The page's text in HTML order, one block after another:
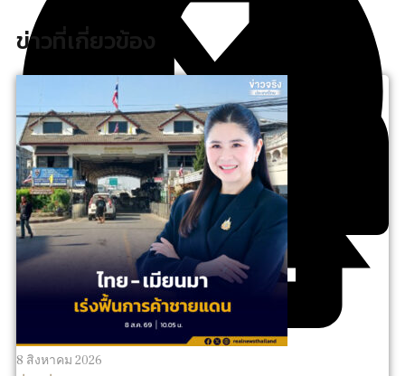
ข่าวที่เกี่ยวข้อง
8 สิงหาคม 2026